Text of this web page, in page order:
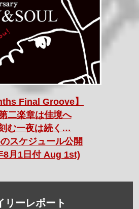
Final Groove】
二楽章は佳境へ
む一夜は続く…
スケジュール公開
8月1日付 Aug 1st)
リーレポート